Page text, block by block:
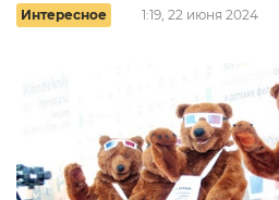
Интересное 1:19, 22 июня 2024